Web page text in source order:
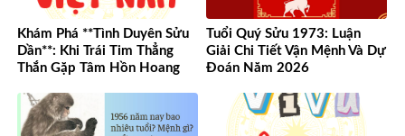
Khám Phá **Tình Duyên Sửu
Dần**: Khi Trái Tim Thẳng
Thắn Gặp Tâm Hồn Hoang
Tuổi Quý Sửu 1973: Luận
Giải Chi Tiết Vận Mệnh Và Dự
Đoán Năm 2026